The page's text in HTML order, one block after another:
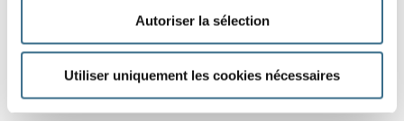
Autoriser la sélection
Utiliser uniquement les cookies nécessaires